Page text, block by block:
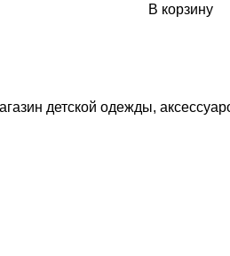
В корзину
детской одежды,